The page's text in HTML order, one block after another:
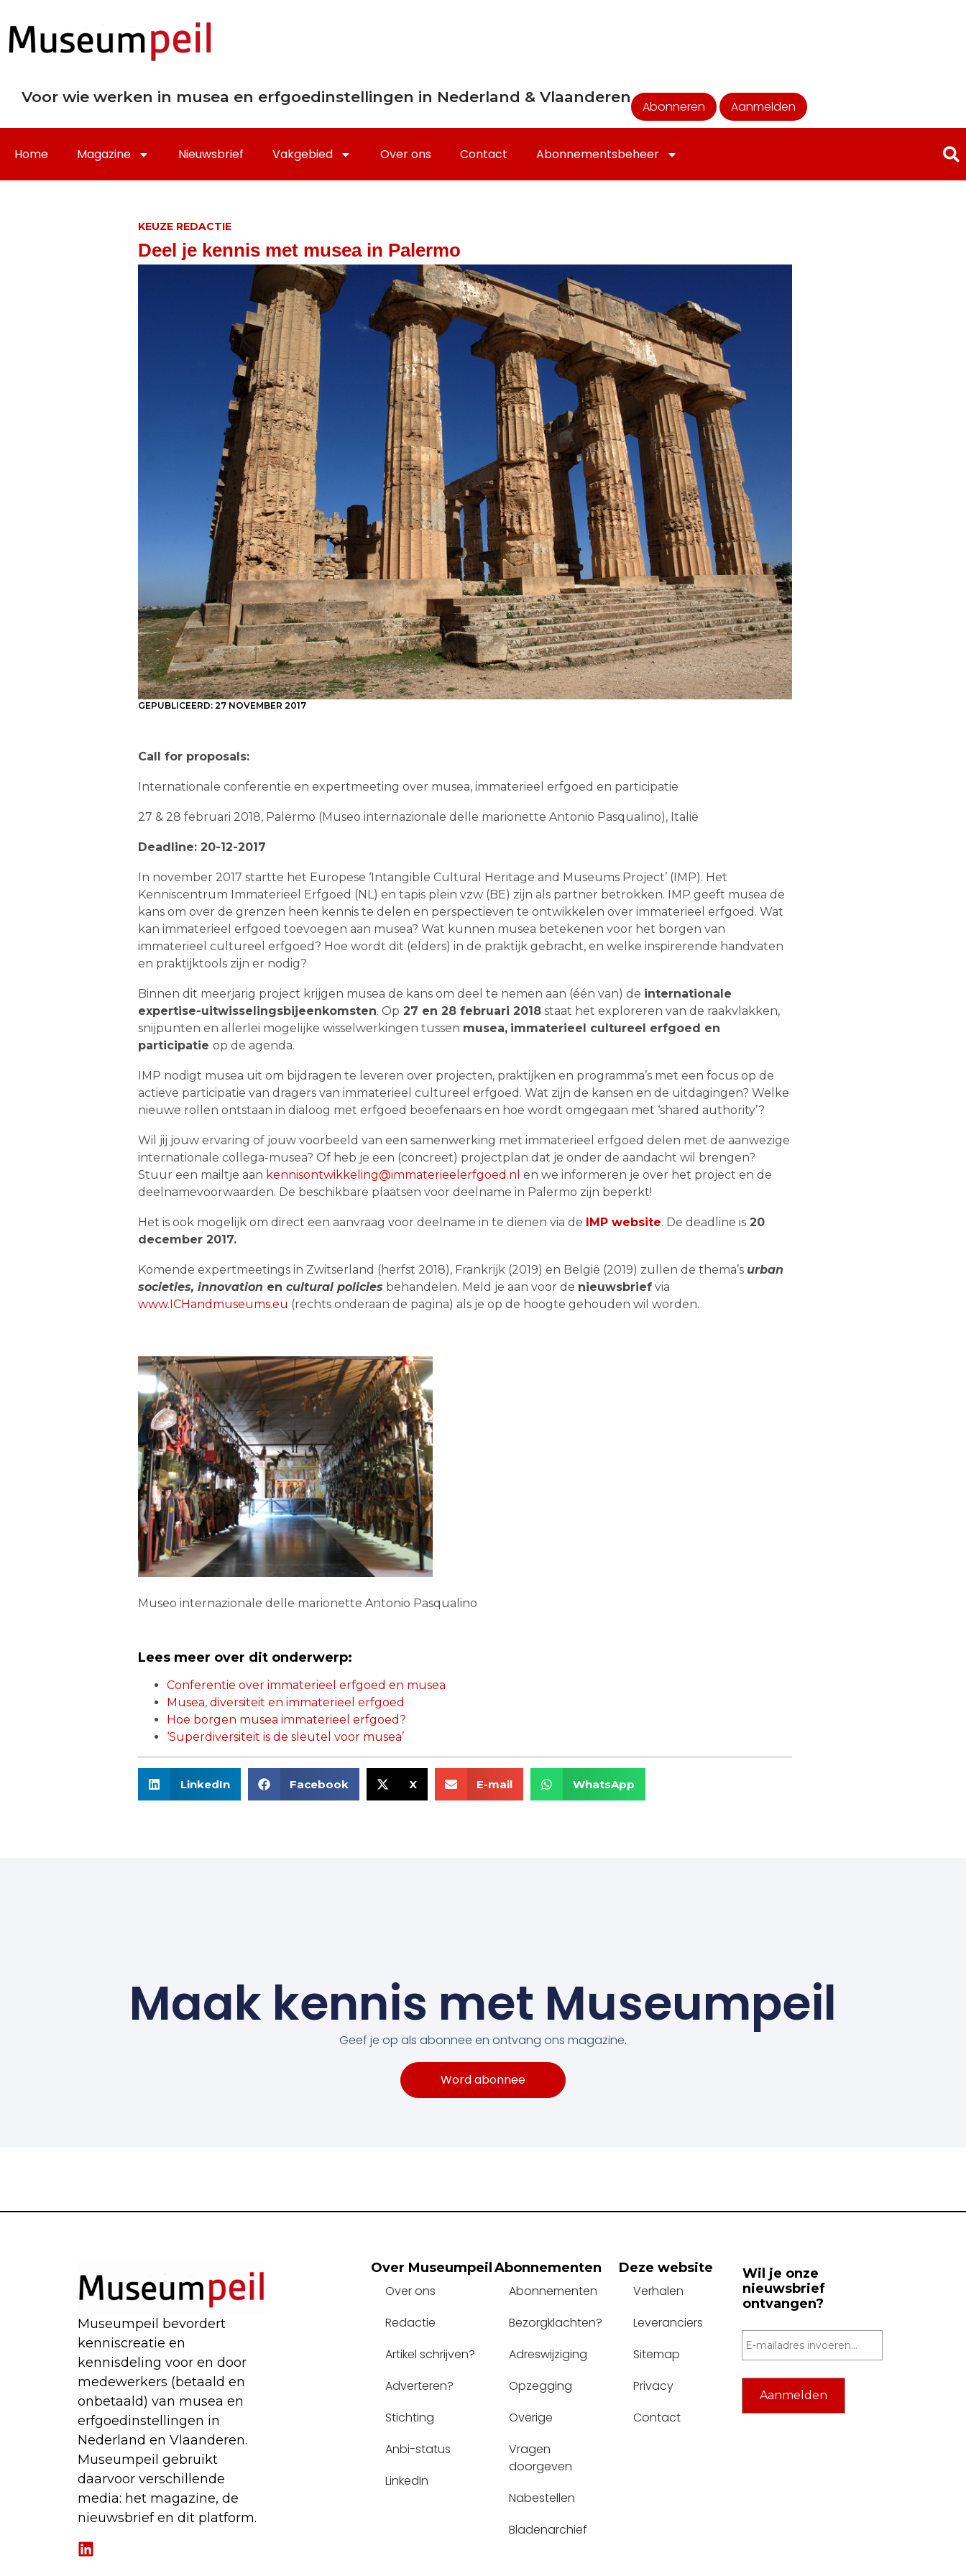
Voor wie werken in musea en erfgoedinstellingen in Nederland & Vlaanderen
Abonneren Aanmelden
Home Magazine Nieuwsbrief Vakgebied Over ons Contact Abonnementsbeheer
KEUZE REDACTIE
Deel je kennis met musea in Palermo
GEPUBLICEERD: 27 NOVEMBER 2017
Call for proposals:
Internationale conferentie en expertmeeting over musea, immaterieel erfgoed en participatie
27 & 28 februari 2018, Palermo (Museo internazionale delle marionette Antonio Pasqualino), Italië
Deadline: 20-12-2017
In november 2017 startte het Europese ‘Intangible Cultural Heritage and Museums Project’ (IMP). Het
Kenniscentrum Immaterieel Erfgoed (NL) en tapis plein vzw (BE) zijn als partner betrokken. IMP geeft musea de
kans om over de grenzen heen kennis te delen en perspectieven te ontwikkelen over immaterieel erfgoed. Wat
kan immaterieel erfgoed toevoegen aan musea? Wat kunnen musea betekenen voor het borgen van
immaterieel cultureel erfgoed? Hoe wordt dit (elders) in de praktijk gebracht, en welke inspirerende handvaten
en praktijktools zijn er nodig?
Binnen dit meerjarig project krijgen musea de kans om deel te nemen aan (één van) de internationale
expertise-uitwisselingsbijeenkomsten. Op 27 en 28 februari 2018 staat het exploreren van de raakvlakken,
snijpunten en allerlei mogelijke wisselwerkingen tussen musea, immaterieel cultureel erfgoed en
participatie op de agenda.
IMP nodigt musea uit om bijdragen te leveren over projecten, praktijken en programma’s met een focus op de
actieve participatie van dragers van immaterieel cultureel erfgoed. Wat zijn de kansen en de uitdagingen? Welke
nieuwe rollen ontstaan in dialoog met erfgoed beoefenaars en hoe wordt omgegaan met ‘shared authority’?
Wil jij jouw ervaring of jouw voorbeeld van een samenwerking met immaterieel erfgoed delen met de aanwezige
internationale collega-musea? Of heb je een (concreet) projectplan dat je onder de aandacht wil brengen?
Stuur een mailtje aan kennisontwikkeling@immaterieelerfgoed.nl en we informeren je over het project en de
deelnamevoorwaarden. De beschikbare plaatsen voor deelname in Palermo zijn beperkt!
Het is ook mogelijk om direct een aanvraag voor deelname in te dienen via de IMP website. De deadline is 20
december 2017.
Komende expertmeetings in Zwitserland (herfst 2018), Frankrijk (2019) en België (2019) zullen de thema’s urban
societies, innovation en cultural policies behandelen. Meld je aan voor de nieuwsbrief via
www.ICHandmuseums.eu (rechts onderaan de pagina) als je op de hoogte gehouden wil worden.
Museo internazionale delle marionette Antonio Pasqualino
Lees meer over dit onderwerp:
Conferentie over immaterieel erfgoed en musea
Musea, diversiteit en immaterieel erfgoed
Hoe borgen musea immaterieel erfgoed?
‘Superdiversiteit is de sleutel voor musea’
LinkedIn Facebook X E-mail WhatsApp
Maak kennis met Museumpeil
Geef je op als abonnee en ontvang ons magazine.
Word abonnee
Museumpeil bevordert
kenniscreatie en
kennisdeling voor en door
medewerkers (betaald en
onbetaald) van musea en
erfgoedinstellingen in
Nederland en Vlaanderen.
Museumpeil gebruikt
daarvoor verschillende
media: het magazine, de
nieuwsbrief en dit platform.
Over Museumpeil
Over ons
Redactie
Artikel schrijven?
Adverteren?
Stichting
Anbi-status
LinkedIn
Abonnementen
Abonnementen
Bezorgklachten?
Adreswijziging
Opzegging
Overige
Vragen
doorgeven
Nabestellen
Bladenarchief
Deze website
Verhalen
Leveranciers
Sitemap
Privacy
Contact
Wil je onze
nieuwsbrief
ontvangen?